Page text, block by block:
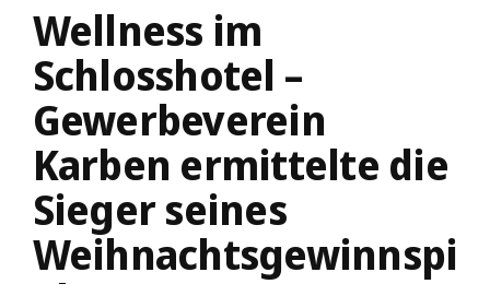
Wellness im
Schlosshotel –
Gewerbeverein
Karben ermittelte die
Sieger seines
Weihnachtsgewinnspi